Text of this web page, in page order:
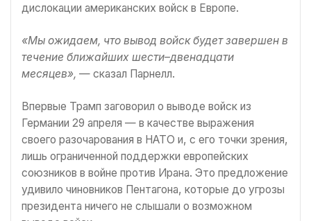
дислокации американских войск в Европе.
«Мы ожидаем, что вывод войск будет завершен в
течение ближайших шести–двенадцати
месяцев», — сказал Парнелл.
Впервые Трамп заговорил о выводе войск из
Германии 29 апреля — в качестве выражения
своего разочарования в НАТО и, с его точки зрения,
лишь ограниченной поддержки европейских
союзников в войне против Ирана. Это предложение
удивило чиновников Пентагона, которые до угрозы
президента ничего не слышали о возможном